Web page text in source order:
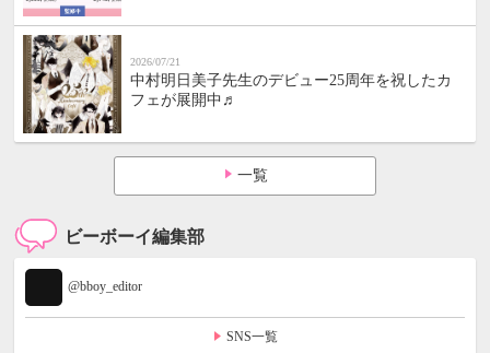
2026/07/21
中村明日美子先生のデビュー25周年を祝したカ
フェが展開中♬
一覧
ビーボーイ編集部
@bboy_editor
SNS一覧